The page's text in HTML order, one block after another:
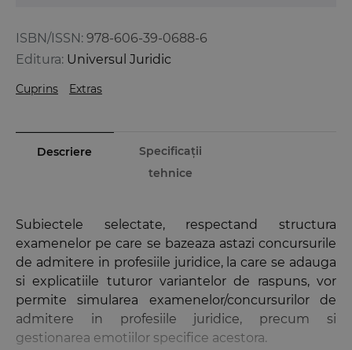
ISBN/ISSN: 978-606-39-0688-6
Editura: Universul Juridic
Cuprins Extras
Descriere
Specificații
tehnice
Subiectele selectate, respectand structura
examenelor pe care se bazeaza astazi concursurile
de admitere in profesiile juridice, la care se adauga
si explicatiile tuturor variantelor de raspuns, vor
permite simularea examenelor/concursurilor de
admitere in profesiile juridice, precum si
gestionarea emotiilor specifice acestora.